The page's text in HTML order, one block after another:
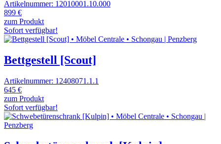
Artikelnummer: 12010001.10.000
899 €
zum Produkt
Sofort verfügbar!
Bettgestell [Scout]
Artikelnummer: 12408071.1.1
645 €
zum Produkt
Sofort verfügbar!